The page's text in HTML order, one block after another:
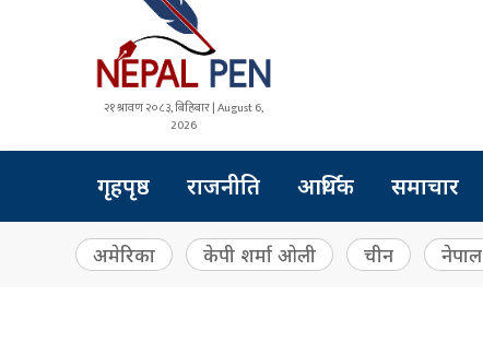
२१ श्रावण २०८३, बिहिबार | August 6,
2026
गृहपृष्ठ राजनीति आर्थिक समाचार
अमेरिका केपी शर्मा ओली चीन नेपाल